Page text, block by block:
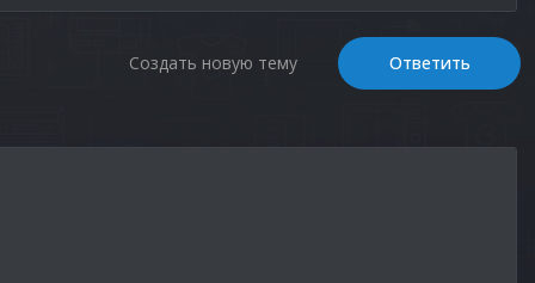
Ответить
Создать новую тему